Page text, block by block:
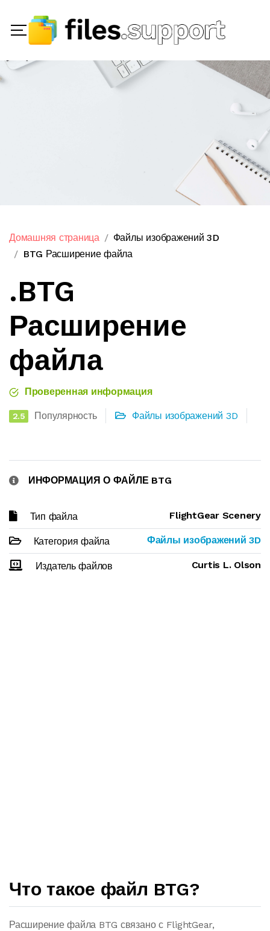
Домашняя страница
Файлы изображений 3D
BTG Расширение файла
.BTG
Расширение
файла
Проверенная информация
2.5 Популярность Файлы изображений 3D
ИНФОРМАЦИЯ О ФАЙЛЕ BTG
Тип файла FlightGear Scenery
Категория файла Файлы изображений 3D
Издатель файлов Curtis L. Olson
Что такое файл BTG?
Расширение файла BTG связано с FlightGear,